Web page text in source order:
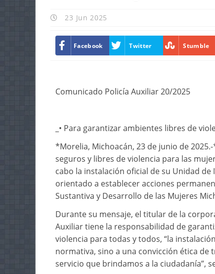
23 Jun 2025
Facebook Twitter Stumble
Comunicado Policía Auxiliar 20/2025
_• Para garantizar ambientes libres de
*Morelia, Michoacán, 23 de junio de
seguros y libres de violencia para las
cabo la instalación oficial de su Unidad
orientado a establecer acciones
Sustantiva y Desarrollo de las Mujeres
Durante su mensaje, el titular de la
Auxiliar tiene la responsabilidad de
violencia para todas y todos, “la
normativa, sino a una convicción ética de
servicio que brindamos a la ciudadanía”,